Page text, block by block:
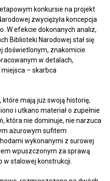
konkursie na projekt
zwyciężyła koncepcja
W efekcie dokonanych analiz,
Biblioteki Narodowej stał się
doświetlonym, znakomicie
w detalach,
– skarbca
mają już swoją historię,
i utkano materiał o zupełnie
która nie dominuje, nie narzuca
ażurowym sufitem
wykonanymi z surowej
wpuszczonym za sprawą
w stalowej konstrukcji.